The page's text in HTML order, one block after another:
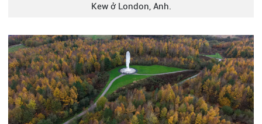
Kew ở London, Anh.